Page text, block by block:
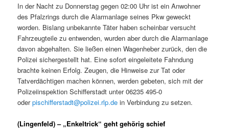
In der Nacht zu Donnerstag gegen 02:00 Uhr ist ein Anwohner
des Pfalzrings durch die Alarmanlage seines Pkw geweckt
worden. Bislang unbekannte Täter haben scheinbar versucht
Fahrzeugteile zu entwenden, wurden aber durch die Alarmanlage
davon abgehalten. Sie ließen einen Wagenheber zurück, den die
Polizei sichergestellt hat. Eine sofort eingeleitete Fahndung
brachte keinen Erfolg. Zeugen, die Hinweise zur Tat oder
Tatverdächtigen machen können, werden gebeten, sich mit der
Polizeiinspektion Schifferstadt unter 06235 495-0
oderpischifferstadt@polizei.rlp.de in Verbindung zu setzen.
(Lingenfeld) – „Enkeltrick“ geht gehörig schief